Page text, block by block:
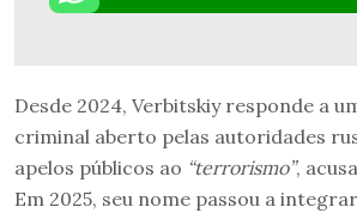
Desde 2024, Verbitskiy responde a
criminal aberto pelas autoridades
apelos públicos ao “terrorismo”,
Em 2025, seu nome passou a